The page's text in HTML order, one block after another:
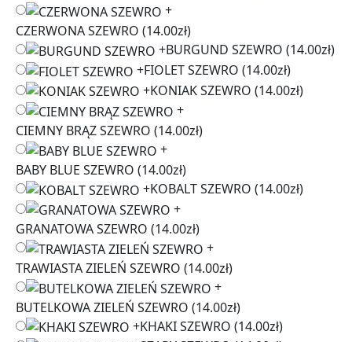
+
CZERWONA SZEWRO (14.00zł)
+BURGUND SZEWRO (14.00zł)
+FIOLET SZEWRO (14.00zł)
+KONIAK SZEWRO (14.00zł)
+
CIEMNY BRĄZ SZEWRO (14.00zł)
+
BABY BLUE SZEWRO (14.00zł)
+KOBALT SZEWRO (14.00zł)
+
GRANATOWA SZEWRO (14.00zł)
+
TRAWIASTA ZIELEŃ SZEWRO (14.00zł)
+
BUTELKOWA ZIELEŃ SZEWRO (14.00zł)
+KHAKI SZEWRO (14.00zł)